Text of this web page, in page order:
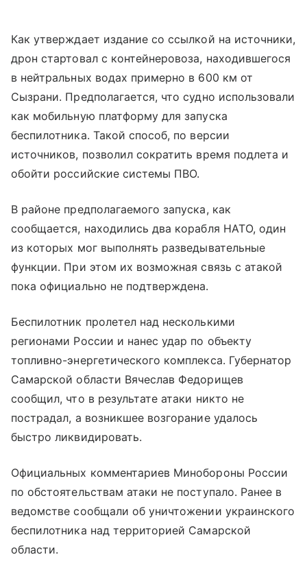
Как утверждает издание со ссылкой на источники,
дрон стартовал с контейнеровоза, находившегося
в нейтральных водах примерно в 600 км от
Сызрани. Предполагается, что судно использовали
как мобильную платформу для запуска
беспилотника. Такой способ, по версии
источников, позволил сократить время подлета и
обойти российские системы ПВО.
В районе предполагаемого запуска, как
сообщается, находились два корабля НАТО, один
из которых мог выполнять разведывательные
функции. При этом их возможная связь с атакой
пока официально не подтверждена.
Беспилотник пролетел над несколькими
регионами России и нанес удар по объекту
топливно-энергетического комплекса. Губернатор
Самарской области Вячеслав Федорищев
сообщил, что в результате атаки никто не
пострадал, а возникшее возгорание удалось
быстро ликвидировать.
Официальных комментариев Минобороны России
по обстоятельствам атаки не поступало. Ранее в
ведомстве сообщали об уничтожении украинского
беспилотника над территорией Самарской
области.